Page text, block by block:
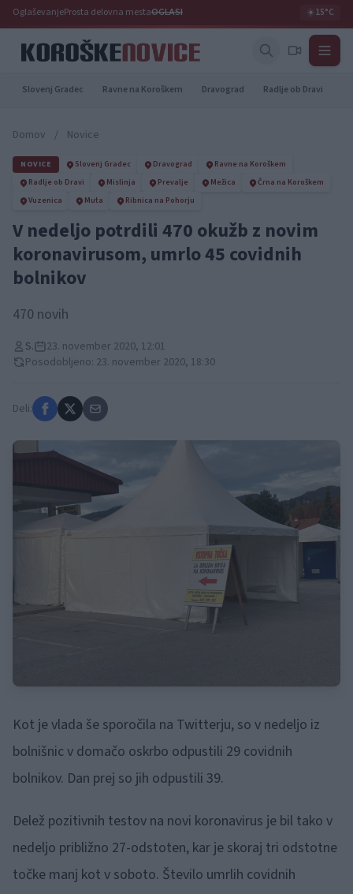
OglaševanjeProsta delovna mestaOGLASI ☀️15°C
Slovenj Gradec Ravne na Koroškem Dravograd Radlje ob Dravi
Domov / Novice
NOVICE Slovenj Gradec Dravograd
Ravne na Koroškem
Radlje ob Dravi
Mislinja Prevalje Mežica
Črna na Koroškem
Vuzenica
Muta Ribnica na Pohorju
V nedeljo potrdili 470 okužb z novim
koronavirusom, umrlo 45 covidnih
bolnikov
470 novih
S.
23. november 2020, 12:01
Posodobljeno: 23. november 2020, 18:30
Deli:
Kot je vlada še sporočila na Twitterju, so v nedeljo iz
bolnišnic v domačo oskrbo odpustili 29 covidnih
bolnikov. Dan prej so jih odpustili 39.
Delež pozitivnih testov na novi koronavirus je bil tako v
nedeljo približno 27-odstoten, kar je skoraj tri odstotne
točke manj kot v soboto. Število umrlih covidnih